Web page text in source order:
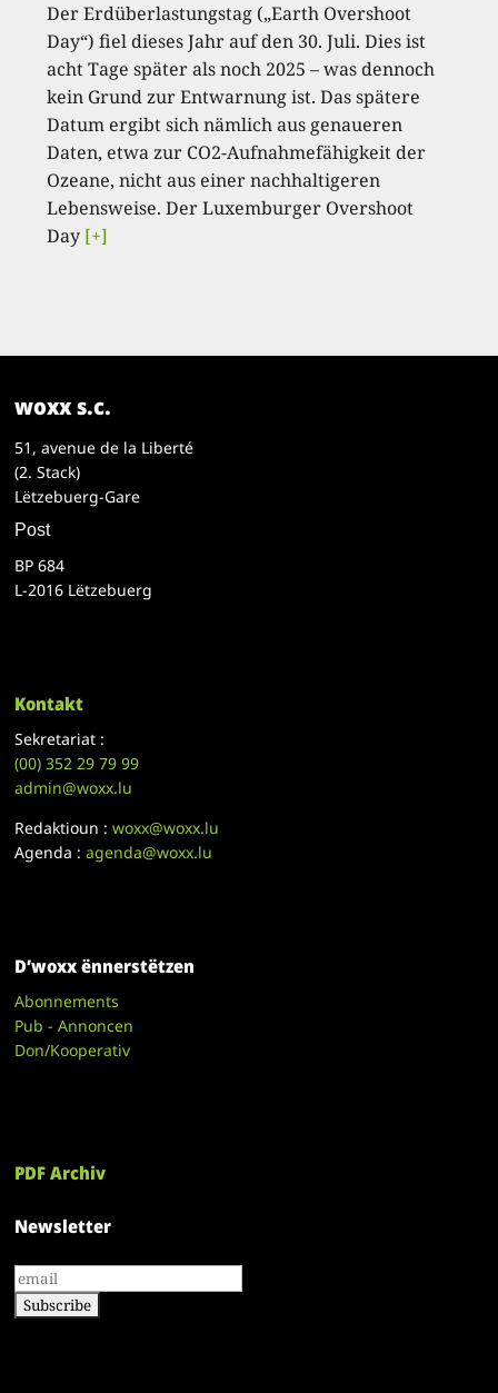
Der Erdüberlastungstag („Earth Overshoot
Day“) fiel dieses Jahr auf den 30. Juli. Dies ist
acht Tage später als noch 2025 – was dennoch
kein Grund zur Entwarnung ist. Das spätere
Datum ergibt sich nämlich aus genaueren
Daten, etwa zur CO2-Aufnahmefähigkeit der
Ozeane, nicht aus einer nachhaltigeren
Lebensweise. Der Luxemburger Overshoot
Day [+]
woxx s.c.
51, avenue de la Liberté
(2. Stack)
Lëtzebuerg-Gare
Post
BP 684
L-2016 Lëtzebuerg
Kontakt
Sekretariat :
(00)352 29 79 99
admin@woxx.lu
Redaktioun :woxx@woxx.lu
Agenda :agenda@woxx.lu
D’woxx ënnerstëtzen
Abonnements
Pub - Annoncen
Don/Kooperativ
PDF Archiv
Newsletter